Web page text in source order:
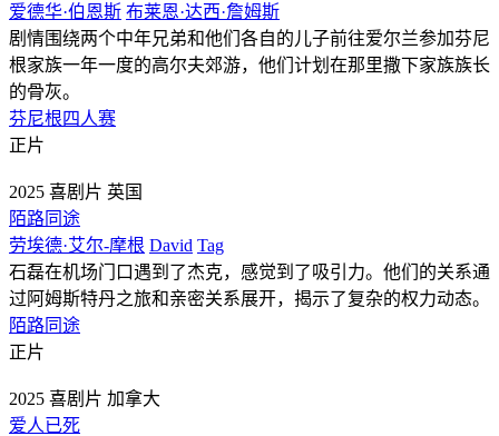
爱德华·伯恩斯 布莱恩·达西·詹姆斯
剧情围绕两个中年兄弟和他们各自的儿子前往爱尔兰参加芬尼
根家族一年一度的高尔夫郊游，他们计划在那里撒下家族族长
的骨灰。
芬尼根四人赛
正片
2025 喜剧片 英国
陌路同途
劳埃德·艾尔-摩根 David Tag
石磊在机场门口遇到了杰克，感觉到了吸引力。他们的关系通
过阿姆斯特丹之旅和亲密关系展开，揭示了复杂的权力动态。
陌路同途
正片
2025 喜剧片 加拿大
爱人已死